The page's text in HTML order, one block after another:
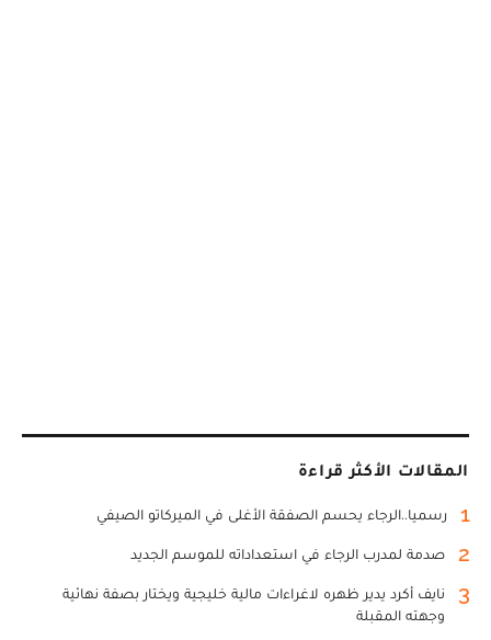
المقالات الأكثر قراءة
1 رسميا..الرجاء يحسم الصفقة الأغلى في الميركاتو الصيفي
2 صدمة لمدرب الرجاء في استعداداته للموسم الجديد
3
نايف أكرد يدير ظهره لاغراءات مالية خليجية ويختار بصفة نهائية
وجهته المقبلة